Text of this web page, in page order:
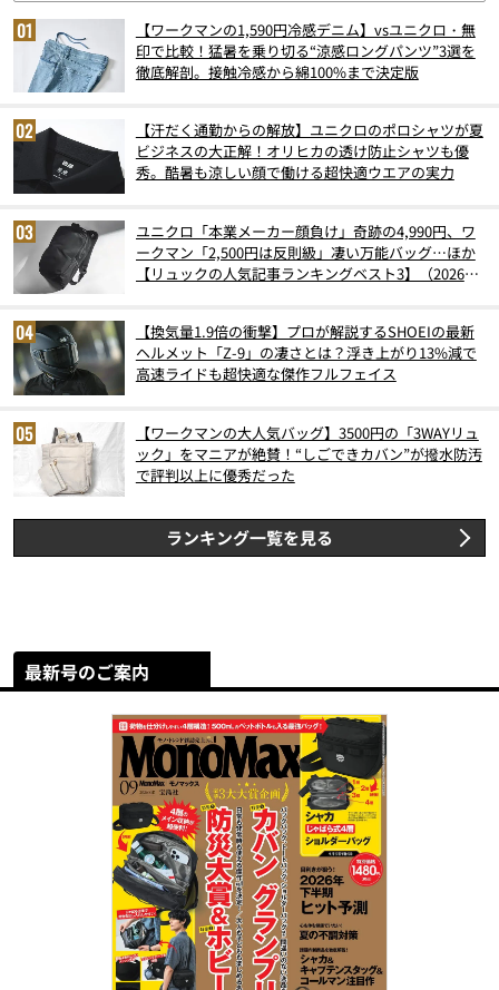
【ワークマンの1,590円冷感デニム】vsユニクロ・無
印で比較！猛暑を乗り切る“涼感ロングパンツ”3選を
徹底解剖。接触冷感から綿100%まで決定版
【汗だく通勤からの解放】ユニクロのポロシャツが夏
ビジネスの大正解！オリヒカの透け防止シャツも優
秀。酷暑も涼しい顔で働ける超快適ウエアの実力
ユニクロ「本業メーカー顔負け」奇跡の4,990円、ワ
ークマン「2,500円は反則級」凄い万能バッグ…ほか
【リュックの人気記事ランキングベスト3】（2026年
【換気量1.9倍の衝撃】プロが解説するSHOEIの最新
ヘルメット「Z-9」の凄さとは？浮き上がり13%減で
高速ライドも超快適な傑作フルフェイス
【ワークマンの大人気バッグ】3500円の「3WAYリュ
ック」をマニアが絶賛！“しごできカバン”が撥水防汚
で評判以上に優秀だった
ランキング一覧を見る
最新号のご案内